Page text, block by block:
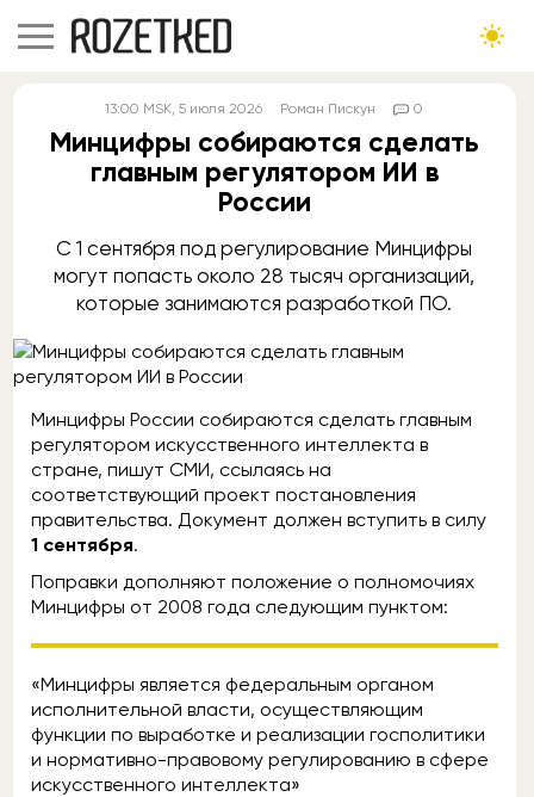
13:00 MSK, 5 июля 2026 Роман Пискун 0
Минцифры собираются сделать
главным регулятором ИИ в
России
С 1 сентября под регулирование Минцифры
могут попасть около 28 тысяч организаций,
которые занимаются разработкой ПО.
Минцифры России собираются сделать главным
регулятором искусственного интеллекта в
стране, пишут СМИ, ссылаясь на
соответствующий проект постановления
правительства. Документ должен вступить в силу
1 сентября.
Поправки дополняют положение о полномочиях
Минцифры от 2008 года следующим пунктом:
«Минцифры является федеральным органом
исполнительной власти, осуществляющим
функции по выработке и реализации госполитики
и нормативно-правовому регулированию в сфере
искусственного интеллекта»